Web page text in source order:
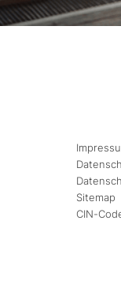
Sitemap
CIN-